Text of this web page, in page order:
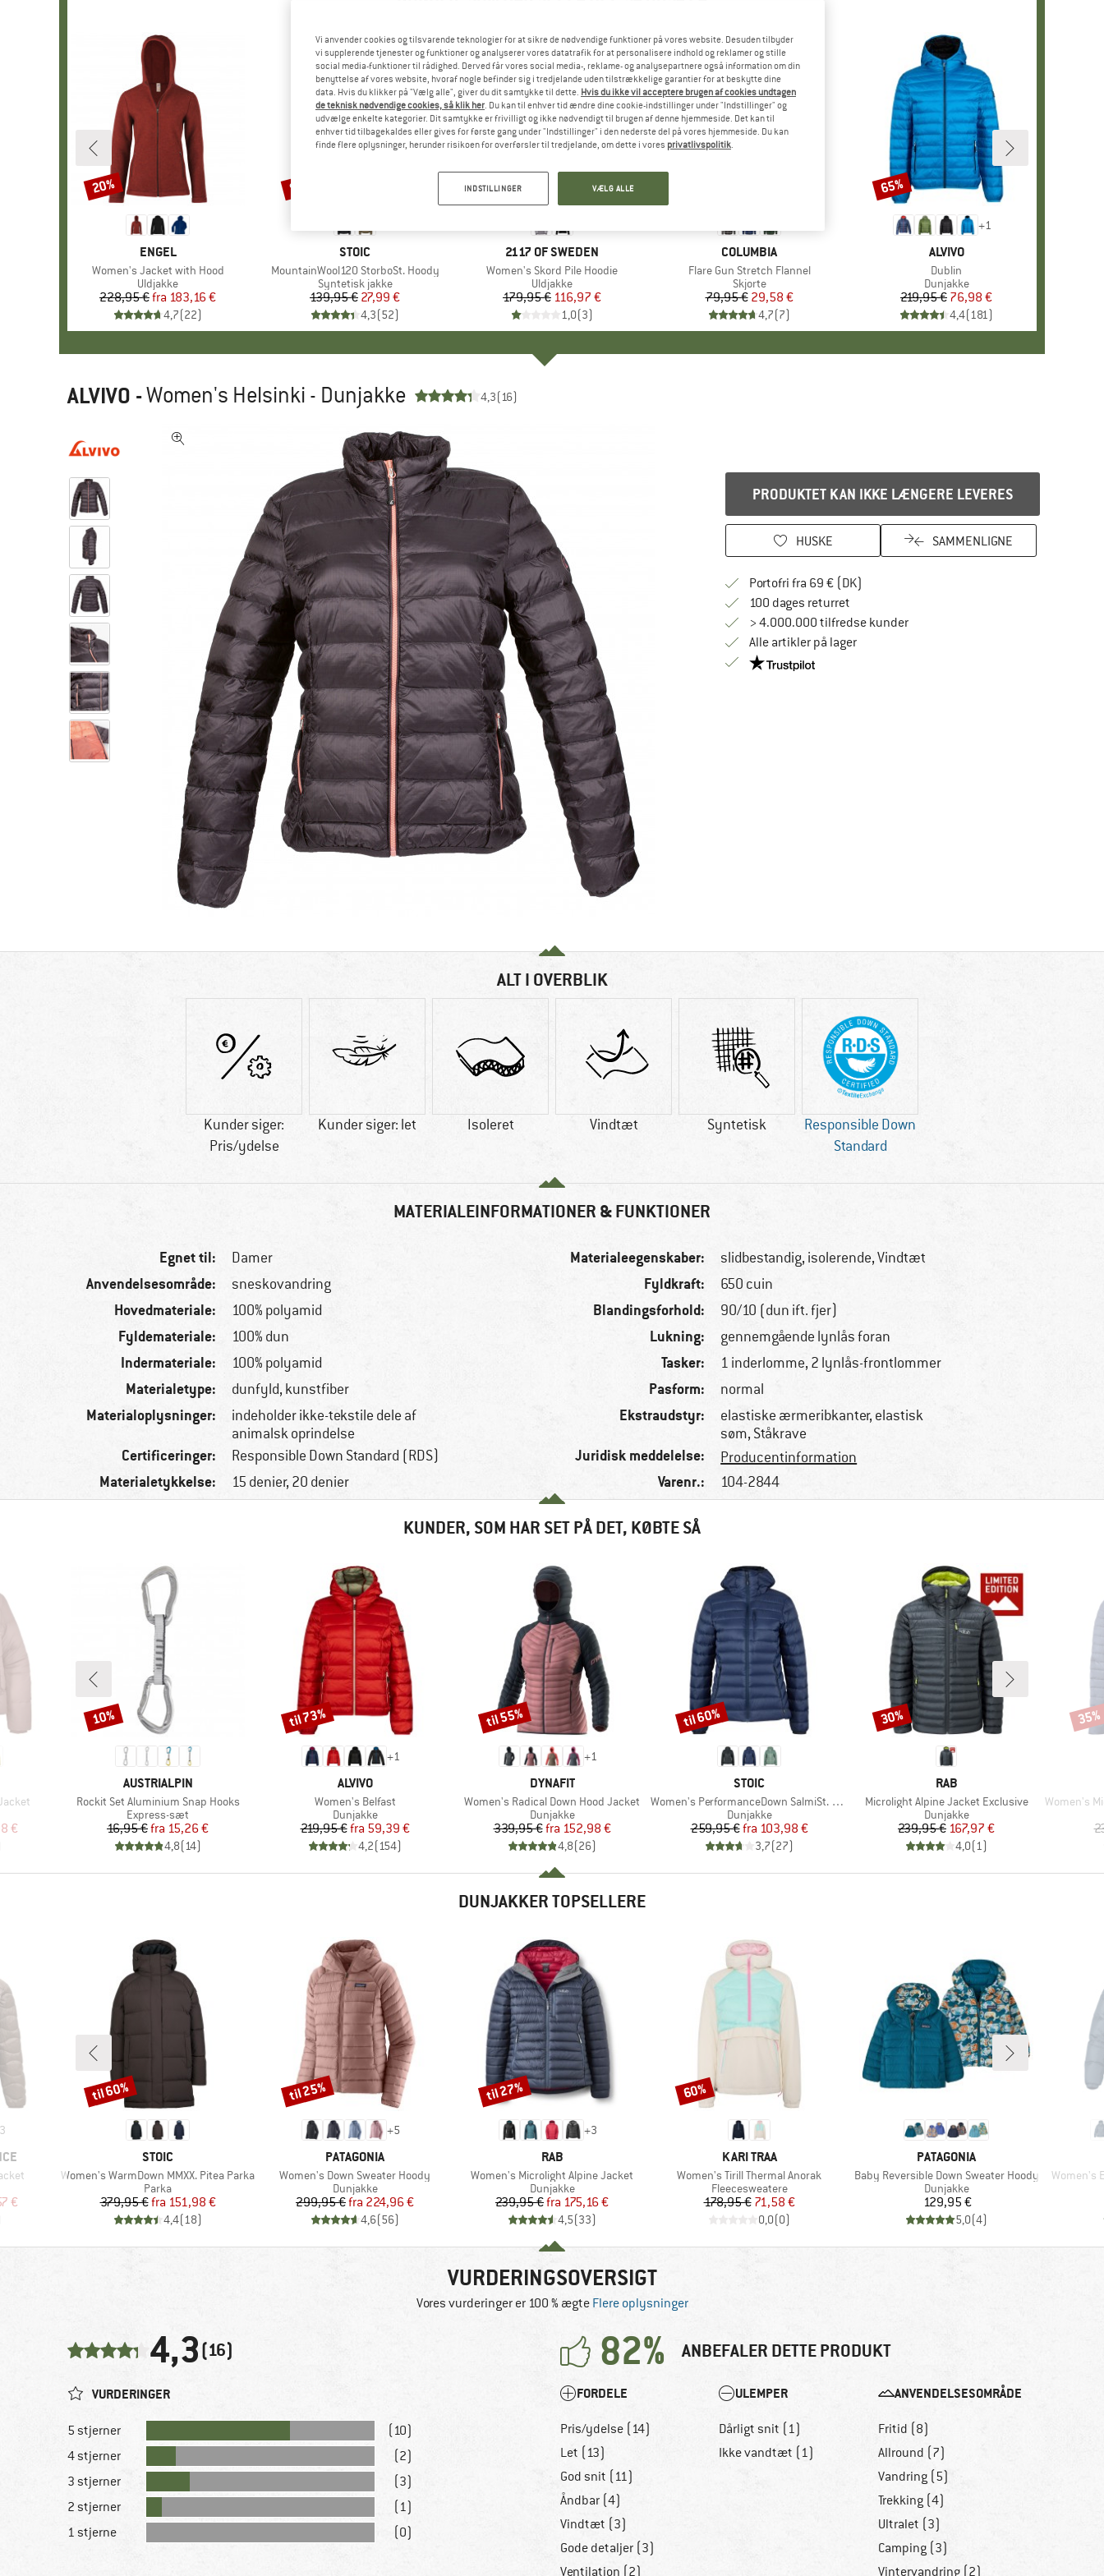
MÆRKE
ENGEL
Artikel
Women's Jacket with Hood
Produktgruppe
Uldjakke
Pris
228,95 € Nedsat pris
fra 183,16 €
4,7(22)
Rabat
20%
MÆRKE
STOIC
Artikel
MountainWool120 StorboSt. Hoody
Produktgruppe
Syntetisk jakke
Pris
139,95 €Nedsat pris
27,99 €
4,3(52)
Rabat
80%
MÆRKE
2117 OF SWEDEN
Artikel
Women's Skord Pile Hoodie
Produktgruppe
Uldjakke
Pris
179,95 € Nedsat pris
116,97 €
1,0(3)
Rabat
35%
MÆRKE
COLUMBIA
Artikel
Flare Gun Stretch Flannel
Produktgruppe
Skjorte
Pris
79,95 € Nedsat pris
29,58 €
4,7(7)
+1
MÆRKE
ALVIVO
Artikel
Dublin
Produktgruppe
Dunjakke
Pris
219,95 €Nedsat pris
76,98 €
4,4(181)
Rabat
65%
ALVIVO -Women's Helsinki - Dunjakke 4,3(16)
PRODUKTET KAN IKKE LÆNGERE LEVERES
HUSKE SAMMENLIGNE
Portofri fra 69 € (DK)
100 dages returretGå til returretten her Åbnes i en infoboks
> 4.000.000 tilfredse kunder
Alle artikler på lager
Vi er Trustpilot-certificeret - oplysningerne får du
ALT I OVERBLIK
Kunder siger:
Pris/ydelse
Kunder siger: let Isoleret Vindtæt Syntetisk
Responsible Down
Standard
MATERIALEINFORMATIONER & FUNKTIONER
Egnet til: Damer
Anvendelsesområde: sneskovandring
Hovedmateriale: 100% polyamid
Fyldemateriale: 100% dun
Indermateriale: 100% polyamid
Materialetype: dunfyld, kunstfiber
Materialoplysninger:
indeholder ikke-tekstile dele af
animalsk oprindelse
Certificeringer: Responsible Down Standard (RDS)
Materialetykkelse: 15 denier, 20 denier
Materialeegenskaber: slidbestandig, isolerende, Vindtæt
Fyldkraft: 650 cuin
Blandingsforhold: 90/10 (dun ift. fjer)
Lukning: gennemgående lynlås foran
Tasker: 1 inderlomme, 2 lynlås-frontlommer
Pasform: normal
Ekstraudstyr:
elastiske ærmeribkanter, elastisk
søm, Ståkrave
Juridisk meddelelse: Producentinformation
Varenr.: 104-2844
KUNDER, SOM HAR SET PÅ DET, KØBTE SÅ
€
MÆRKE
AUSTRIALPIN
Artikel
Rockit Set Aluminium Snap Hooks
Produktgruppe
Express-sæt
Pris
16,95 € Nedsat pris
fra 15,26 €
4,8(14)
Rabat
10%
+1
MÆRKE
ALVIVO
Artikel
Women's Belfast
Produktgruppe
Dunjakke
Pris
219,95 € Nedsat pris
fra 59,39 €
4,2(154)
Rabat
til 73%
+1
MÆRKE
DYNAFIT
Artikel
Women's Radical Down Hood Jacket
Produktgruppe
Dunjakke
Pris
339,95 € Nedsat pris
fra 152,98 €
4,8(26)
Rabat
til 55%
MÆRKE
STOIC
Artikel
Women's PerformanceDown SalmiSt. Jacket with Hood
Produktgruppe
Dunjakke
Pris
259,95 € Nedsat pris
fra 103,98 €
3,7(27)
Rabat
til 60%
MÆRKE
RAB
Artikel
Microlight Alpine Jacket Exclusive
Produktgruppe
Dunjakke
Pris
239,95 €Nedsat pris
167,97 €
4,0(1)
Rabat
30%
Artikel
Women's
Rabat
35%
DUNJAKKER TOPSELLERE
3
€
MÆRKE
STOIC
Artikel
Women's WarmDown MMXX. Pitea Parka
Produktgruppe
Parka
Pris
379,95 € Nedsat pris
fra 151,98 €
4,4(18)
Rabat
til 60%
+5
MÆRKE
PATAGONIA
Artikel
Women's Down Sweater Hoody
Produktgruppe
Dunjakke
Pris
299,95 € Nedsat pris
fra 224,96 €
4,6(56)
Rabat
til 25%
+3
MÆRKE
RAB
Artikel
Women's Microlight Alpine Jacket
Produktgruppe
Dunjakke
Pris
239,95 € Nedsat pris
fra 175,16 €
4,5(33)
Rabat
til 27%
MÆRKE
KARI TRAA
Artikel
Women's Tirill Thermal Anorak
Produktgruppe
Fleecesweatere
Pris
178,95 €Nedsat pris
71,58 €
0,0(0)
Rabat
60%
MÆRKE
PATAGONIA
Artikel
Baby Reversible Down Sweater Hoody
Produktgruppe
Dunjakke
Pris
129,95 €
5,0(4)
Artikel
Women's
VURDERINGSOVERSIGT
Vores vurderinger er 100 % ægte Flere oplysninger
4,3(16) 82% ANBEFALER DETTE PRODUKT
VURDERINGER
5 stjerner
(10)
4 stjerner
(2)
3 stjerner
(3)
2 stjerner
(1)
1 stjerne
(0)
FORDELE
Pris/ydelse (14)
Let (13)
God snit (11)
Åndbar (4)
Vindtæt (3)
Gode detaljer (3)
Ventilation (2)
ULEMPER
Dårligt snit (1)
Ikke vandtæt (1)
ANVENDELSESOMRÅDE
Fritid (8)
Allround (7)
Vandring (5)
Trekking (4)
Ultralet (3)
Camping (3)
Vintervandring (2)
Vi anvender cookies og tilsvarende teknologier for at sikre de nødvendige funktioner på vores website. Desuden tilbyder
vi supplerende tjenester og funktioner og analyserer vores datatrafik for at personalisere indhold og reklamer og stille
social media-funktioner til rådighed. Derved får vores social media-, reklame- og analysepartnere også information om din
benyttelse af vores website, hvoraf nogle befinder sig i tredjelande uden tilstrækkelige garantier for at beskytte dine
data. Hvis du klikker på "Vælg alle", giver du dit samtykke til dette. Hvis du ikke vil acceptere brugen af cookies undtagen
de teknisk nødvendige cookies, så klik her. Du kan til enhver tid ændre dine cookie-indstillinger under "Indstillinger" og
udvælge enkelte kategorier. Dit samtykke er frivilligt og ikke nødvendigt til brugen af denne hjemmeside. Det kan til
enhver tid tilbagekaldes eller gives for første gang under "Indstillinger" i den nederste del på vores hjemmeside. Du kan
finde flere oplysninger, herunder risikoen for overførsler til tredjelande, om dette i vores privatlivspolitik.
INDSTILLINGER VÆLG ALLE